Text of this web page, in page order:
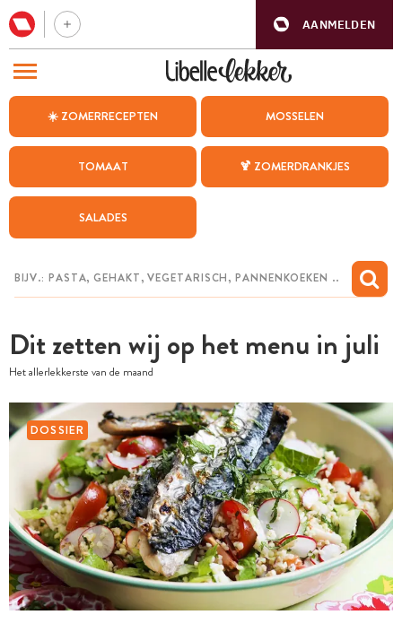
AANMELDEN
☀️ ZOMERRECEPTEN MOSSELEN
TOMAAT 🍹 ZOMERDRANKJES
SALADES
Dit zetten wij op het menu in juli
Het allerlekkerste van de maand
DOSSIER
BEZOEK ONZE ANDERE WEBSITES
WEEKMENU
CHAT MET MAIA
MIJN BEWAARDE RECEPTEN